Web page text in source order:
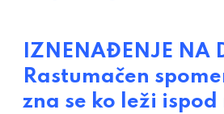
IZNENAĐENJE NA
Rastumačen
zna se ko leži ispod